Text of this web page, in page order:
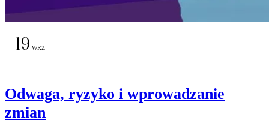
19 WRZ
Odwaga, ryzyko i wprowadzanie
zmian